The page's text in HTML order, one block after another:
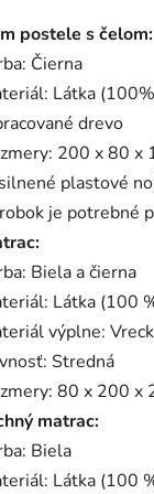
postele s čelom:
Čierna
Látka
drevo
200 x 80 x
plastové
je potrebné
Biela a čierna
Látka (100
výplne:
Stredná
80 x 200 x
matrac:
Biela
Látka (100